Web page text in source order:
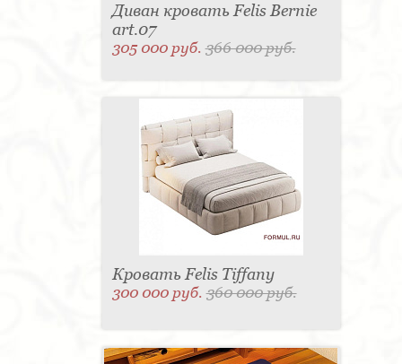
Диван кровать Felis Bernie
art.07
305 000 руб.366 000 руб.
Кровать Felis Tiffany
300 000 руб.360 000 руб.